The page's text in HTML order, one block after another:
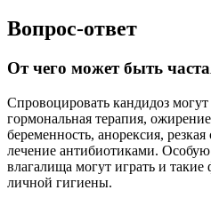
Вопрос-ответ
От чего может быть
Спровоцировать кандидоз
гормональная терапия,
беременность, анорексия,
лечение антибиотиками.
влагалища могут играть и
личной гигиены.